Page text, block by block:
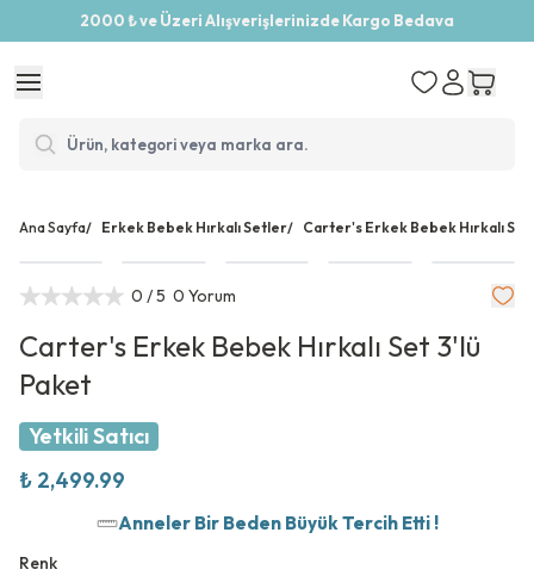
2000 ₺ ve Üzeri Alışverişlerinizde Kargo Bedava
Ana Sayfa/ Erkek Bebek Hırkalı Setler/ Carter's Erkek Bebek Hırkalı
0 / 5 0 Yorum
Carter's Erkek Bebek Hırkalı Set 3'lü
Paket
Yetkili Satıcı
₺ 2,499.99
Anneler Bir Beden Büyük Tercih Etti !
Renk